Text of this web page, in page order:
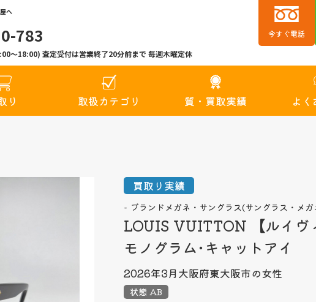
へ
783
〜18:00) 査定受付は営業終了20分前まで 毎週木曜定休
今すぐ電話
り 取扱カテゴリ 質・買取実績 よ
買取り実績
ブランドメガネ・サングラス(サングラス・メガ
LOUIS VUITTON 【ルイヴ
モノグラム･キャットアイ
2026年3月 大阪府東大阪市の女性
状態 AB